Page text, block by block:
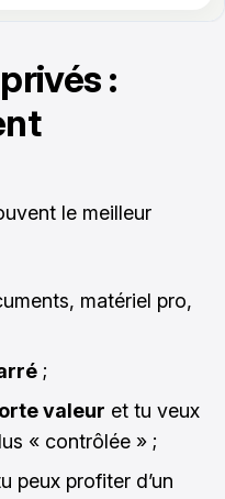
:
le meilleur
matériel pro,
;
valeur et tu veux
« contrôlée » ;
peux profiter d’un